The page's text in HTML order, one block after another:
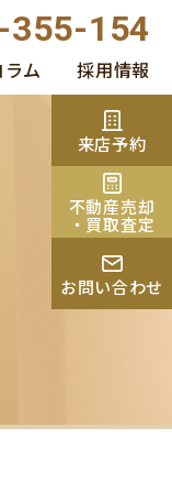
355-154
ラム 採用情報
来店予約
不動産売却
・買取査定
お問い合わせ